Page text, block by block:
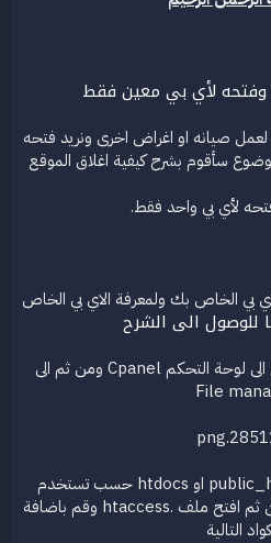
وفتحه لأي بي معين فقط
لعمل صيانه او اغراض اخرى ونريد فتحه
سأقوم بشرح كيفية اغلاق الموقع
لأي بي واحد فقط.
بي الخاص بك ولمعرفة الاي بي الخاص
للوصول الى الشرح
بعد معرفة الاي بي قم بالدخول الى لوحة التحكم Cpanel ومن ثم الى
File
ومن ثم قم بالدخول الى public_html او htdocs حسب تستخدم
استضافة مجانية او مدفوعة ومن ثم افتح ملف .htaccess وقم باضافة
التالية